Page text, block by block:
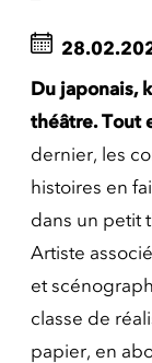
Du japonais,
théâtre. Tout
dernier, les
histoires en
dans un petit
Artiste
et
classe de
papier, en